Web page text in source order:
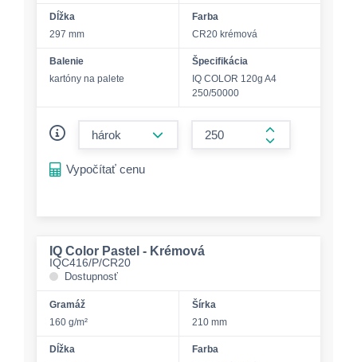
Dĺžka
297 mm
Farba
CR20 krémová
Balenie
kartóny na palete
Špecifikácia
IQ COLOR 120g A4
250/50000
form.increase-
Vypočítať cenu
IQ Color Pastel - Krémová
IQC416/P/CR20
Dostupnosť
Gramáž
160 g/m²
Šírka
210 mm
Dĺžka
Farba